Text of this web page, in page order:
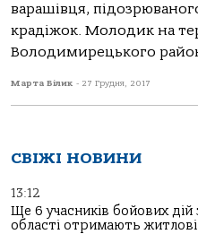
варашівця,
крадіжок. Молодик на
Володимирецького
Марта Білик - 27 Грудня, 2017
СВІЖІ НОВИНИ
13:12
Ще 6 учасників бойових дій
області отримають